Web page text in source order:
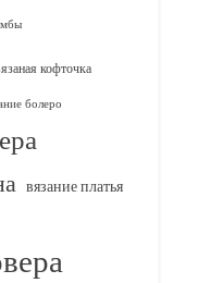
кофточка
болеро
вязание платья